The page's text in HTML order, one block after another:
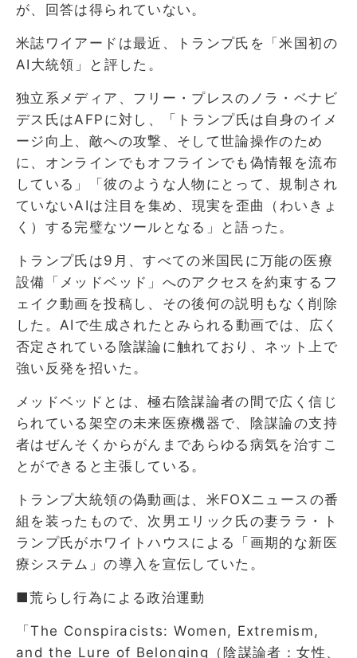
が、回答は得られていない。
米誌ワイアードは最近、トランプ氏を「米国初の
AI大統領」と評した。
独立系メディア、フリー・プレスのノラ・ベナビ
デス氏はAFPに対し、「トランプ氏は自身のイメ
ージ向上、敵への攻撃、そして世論操作のため
に、オンラインでもオフラインでも偽情報を流布
している」「彼のような人物にとって、規制され
ていないAIは注目を集め、現実を歪曲（わいきょ
く）する完璧なツールとなる」と語った。
トランプ氏は9月、すべての米国民に万能の医療
設備「メッドベッド」へのアクセスを約束するフ
ェイク動画を投稿し、その後何の説明もなく削除
した。AIで生成されたとみられる動画では、広く
否定されている陰謀論に触れており、ネット上で
強い反発を招いた。
メッドベッドとは、極右陰謀論者の間で広く信じ
られている架空の未来医療機器で、陰謀論の支持
者はぜんそくからがんまであらゆる病気を治すこ
とができると主張している。
トランプ大統領の偽動画は、米FOXニュースの番
組を装ったもので、次男エリック氏の妻ララ・ト
ランプ氏がホワイトハウスによる「画期的な新医
療システム」の導入を宣伝していた。
■荒らし行為による政治運動
「The Conspiracists: Women, Extremism,
and the Lure of Belonging（陰謀論者：女性、